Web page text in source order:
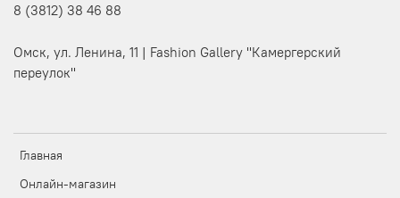
Главная
Онлайн-магазин
8 (3812) 38 46 88
Омск, ул. Ленина, 11 | Fashion Gallery "Камергерский
переулок"